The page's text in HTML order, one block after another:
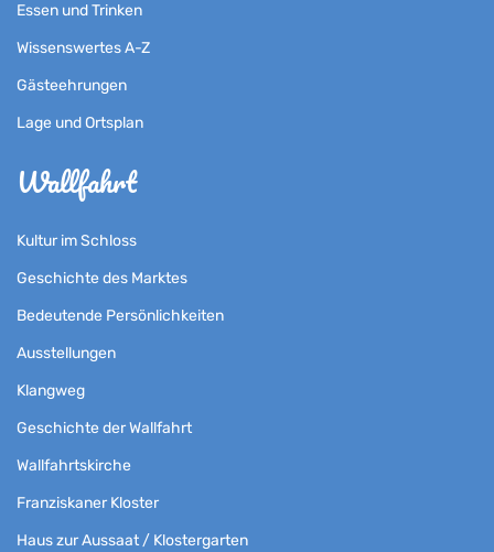
Essen und Trinken
Wissenswertes A-Z
Gästeehrungen
Lage und Ortsplan
Wallfahrt
Kultur im Schloss
Geschichte des Marktes
Bedeutende Persönlichkeiten
Ausstellungen
Klangweg
Geschichte der Wallfahrt
Wallfahrtskirche
Franziskaner Kloster
Haus zur Aussaat / Klostergarten